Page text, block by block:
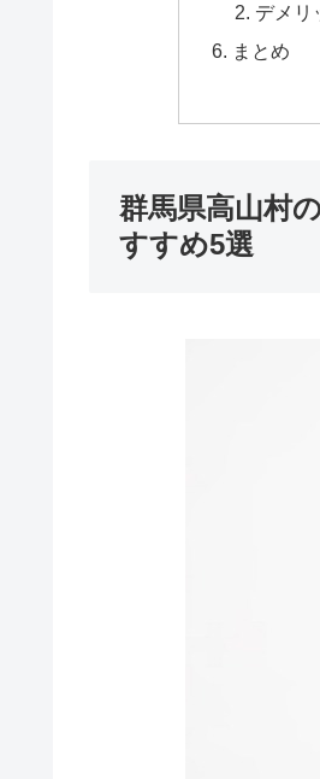
デメリ
まとめ
群馬県高山村
すすめ5選